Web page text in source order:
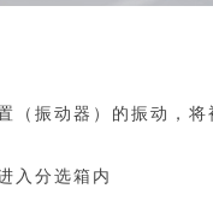
振动器）的振动，将
入分选箱内